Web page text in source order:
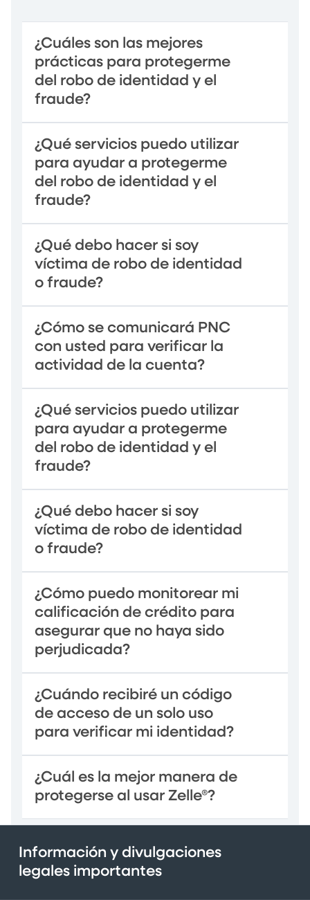
¿Cuáles son las mejores
prácticas para protegerme
del robo de identidad y el
fraude?
¿Qué servicios puedo utilizar
para ayudar a protegerme
del robo de identidad y el
fraude?
¿Qué debo hacer si soy
víctima de robo de identidad
o fraude?
¿Cómo se comunicará PNC
con usted para verificar la
actividad de la cuenta?
¿Qué servicios puedo utilizar
para ayudar a protegerme
del robo de identidad y el
fraude?
¿Qué debo hacer si soy
víctima de robo de identidad
o fraude?
¿Cómo puedo monitorear mi
calificación de crédito para
asegurar que no haya sido
perjudicada?
¿Cuándo recibiré un código
de acceso de un solo uso
para verificar mi identidad?
¿Cuál es la mejor manera de
protegerse al usar Zelle®?
Información y divulgaciones
legales importantes